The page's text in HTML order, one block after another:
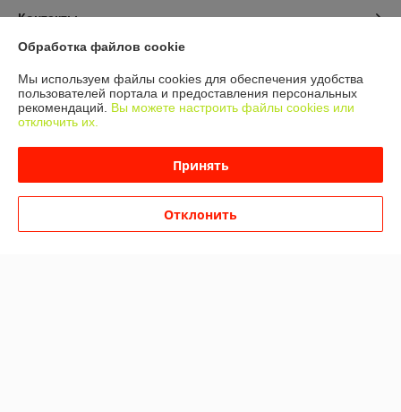
Контакты
График работы
Полная версия сайта
Политика обработки cookies
Сайт создан на платформе Deal.by
Обработка файлов cookie
Мы используем файлы cookies для обеспечения удобства
пользователей портала и предоставления персональных
рекомендаций. Вы можете настроить файлы cookies или
отключить их.
Принять
Отклонить